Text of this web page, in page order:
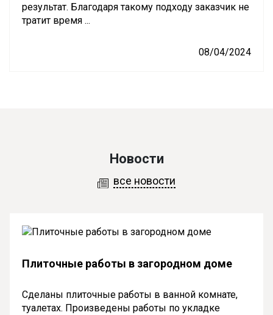
результат. Благодаря такому подходу заказчик не
тратит время ...
08/04/2024
Новости
все новости
Плиточные работы в загородном доме
Сделаны плиточные работы в ванной комнате,
туалетах. Произведены работы по укладке